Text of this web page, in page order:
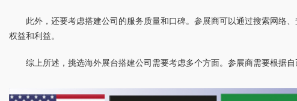
此外，还要考虑搭建公司的服务质量和口碑。参展商可以通过搜索网络
权益和利益。
综上所述，挑选海外展台搭建公司需要考虑多个方面。参展商需要根据